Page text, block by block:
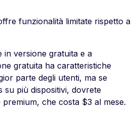
funzionalità limitate rispetto a
in versione gratuita e a
gratuita ha caratteristiche
parte degli utenti, ma se
su più dispositivi, dovrete
che costa $3 al mese.